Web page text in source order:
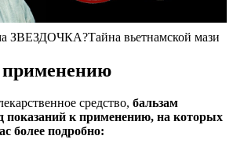
ЗВЕЗДОЧКА?Тайна вьетнамской мази
средство, бальзам
показаний к применению, на которых
более подробно: